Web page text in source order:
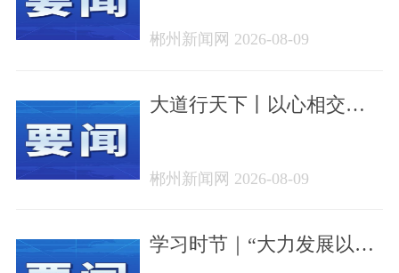
郴州新闻网 2026-08-09
大道行天下丨以心相交，
郴州新闻网 2026-08-09
学习时节｜“大力发展以人